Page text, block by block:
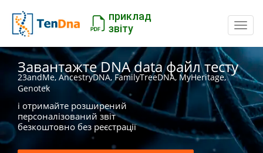
приклад
звіту
Завантажте DNA data файл тесту
23andMe, AncestryDNA, FamilyTreeDNA, MyHeritage,
Genotek
і отримайте розширений
персоналізований звіт
безкоштовно без реєстрації